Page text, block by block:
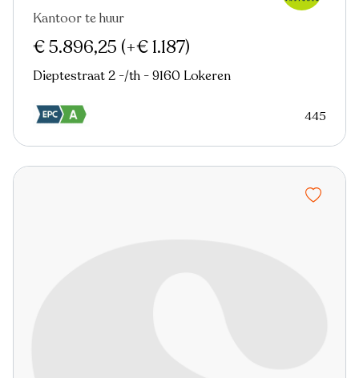
Kantoor te huur
€ 5.896,25 (+€ 1.187)
Dieptestraat 2 -/th - 9160 Lokeren
445